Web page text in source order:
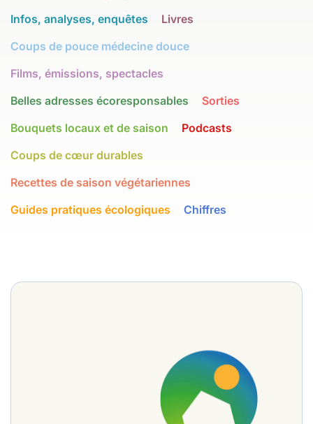
Infos, analyses, enquêtes
Livres
Coups de pouce médecine douce
Films, émissions, spectacles
Belles adresses écoresponsables
Sorties
Bouquets locaux et de saison
Podcasts
Coups de cœur durables
Recettes de saison végétariennes
Guides pratiques écologiques
Chiffres